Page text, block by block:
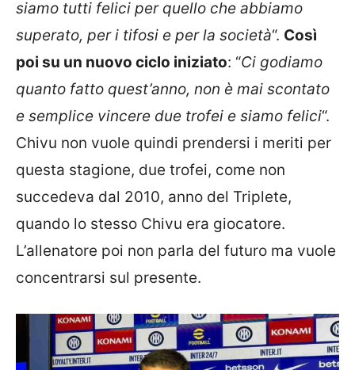
siamo tutti felici per quello che abbiamo
superato, per i tifosi e per la società“. Così
poi su un nuovo ciclo iniziato: “Ci godiamo
quanto fatto quest’anno, non è mai scontato
e semplice vincere due trofei e siamo felici“.
Chivu non vuole quindi prendersi i meriti per
questa stagione, due trofei, come non
succedeva dal 2010, anno del Triplete,
quando lo stesso Chivu era giocatore.
L’allenatore poi non parla del futuro ma vuole
concentrarsi sul presente.